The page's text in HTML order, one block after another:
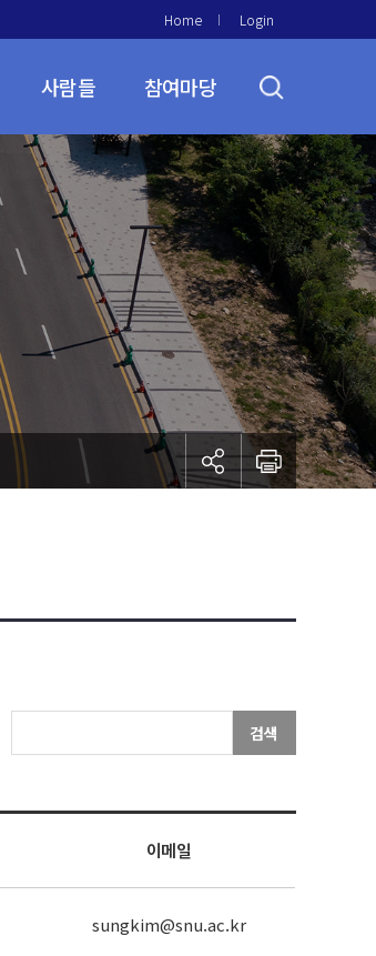
Home Login
사람들 참여마당
검색
이메일
sungkim@snu.ac.kr